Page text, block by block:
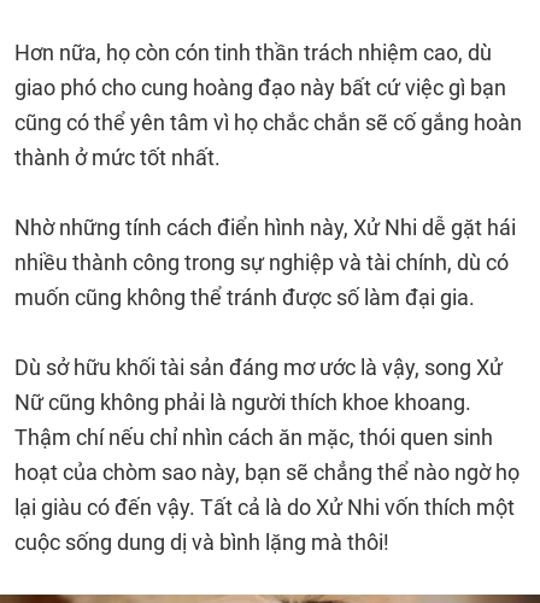
Hơn nữa, họ còn cón tinh thần trách nhiệm cao, dù
giao phó cho cung hoàng đạo này bất cứ việc gì bạn
cũng có thể yên tâm vì họ chắc chắn sẽ cố gắng hoàn
thành ở mức tốt nhất.
Nhờ những tính cách điển hình này, Xử Nhi dễ gặt hái
nhiều thành công trong sự nghiệp và tài chính, dù có
muốn cũng không thể tránh được số làm đại gia.
Dù sở hữu khối tài sản đáng mơ ước là vậy, song Xử
Nữ cũng không phải là người thích khoe khoang.
Thậm chí nếu chỉ nhìn cách ăn mặc, thói quen sinh
hoạt của chòm sao này, bạn sẽ chẳng thể nào ngờ họ
lại giàu có đến vậy. Tất cả là do Xử Nhi vốn thích một
cuộc sống dung dị và bình lặng mà thôi!